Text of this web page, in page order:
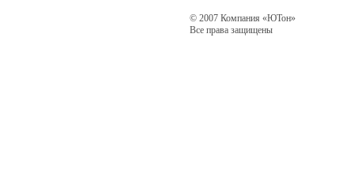
© 2007 Компания «ЮТон»
Все права защищены